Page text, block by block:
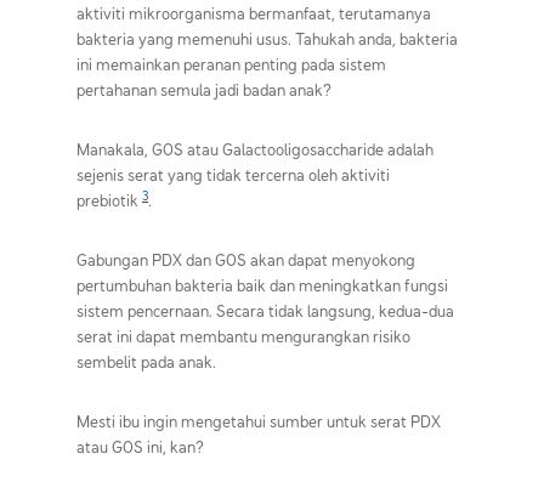
aktiviti mikroorganisma bermanfaat, terutamanya
bakteria yang memenuhi usus. Tahukah anda, bakteria
ini memainkan peranan penting pada sistem
pertahanan semula jadi badan anak?
Manakala, GOS atau Galactooligosaccharide adalah
sejenis serat yang tidak tercerna oleh aktiviti
prebiotik 3.
Gabungan PDX dan GOS akan dapat menyokong
pertumbuhan bakteria baik dan meningkatkan fungsi
sistem pencernaan. Secara tidak langsung, kedua-dua
serat ini dapat membantu mengurangkan risiko
sembelit pada anak.
Mesti ibu ingin mengetahui sumber untuk serat PDX
atau GOS ini, kan?